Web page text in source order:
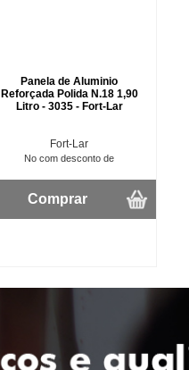
Panela de Aluminio
Reforçada Polida N.18 1,90
Litro - 3035 - Fort-Lar
Fort-Lar
No com desconto de
Comprar